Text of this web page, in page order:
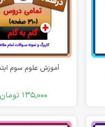
آموزش علوم سوم
135,000 تومان